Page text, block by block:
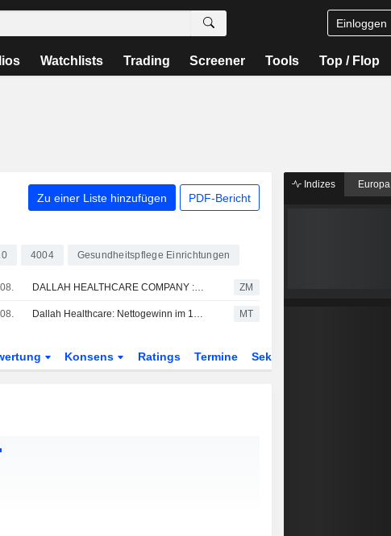
Einloggen
Watchlists Trading Screener Tools Top / Flop
Zu einer Liste hinzufügen PDF-Bericht
4004 Gesundheitspflege Einrichtungen
DALLAH HEALTHCARE COMPANY : AlphaMena behält seine Kaufempfehlung bei ZM
Dallah Healthcare: Nettogewinn im 1. Halbjahr rückläufig, Umsatz steigt MT
Konsens Ratings Termine Sektor
Indizes Europa